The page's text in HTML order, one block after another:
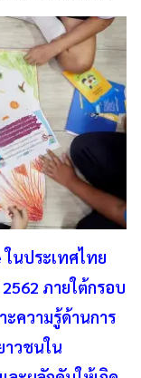
ในประเทศไทย
ภายใต้กรอบ
ะความรู้ด้านการ
าวชนใน